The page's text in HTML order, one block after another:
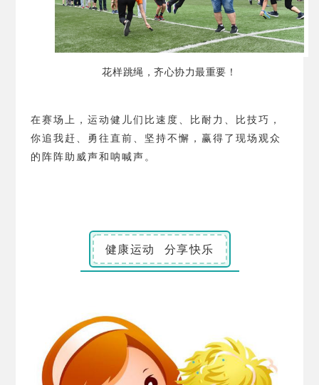
花样跳绳，齐心协力最重要！
在赛场上，运动健儿们比速度、比耐力、比技巧，
你追我赶、勇往直前、坚持不懈，赢得了现场观众
的阵阵助威声和呐喊声。
健康运动 分享快乐